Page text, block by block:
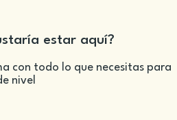
estar aquí?
con todo lo que necesitas para
nivel